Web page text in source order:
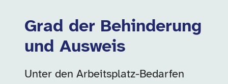
Grad der Behinderung
und Ausweis
Unter den Arbeitsplatz-Bedarfen